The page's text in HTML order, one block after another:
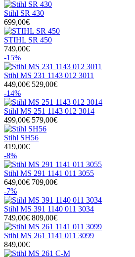
Stihl SR 430
699,00€
STIHL SR 450
749,00€
-15%
Stihl MS 231 1143 012 3011
449,00€ 529,00€
-14%
Stihl MS 251 1143 012 3014
499,00€ 579,00€
Stihl SH56
419,00€
-8%
Stihl MS 291 1141 011 3055
649,00€ 709,00€
-7%
Stihl MS 391 1140 011 3034
749,00€ 809,00€
Stihl MS 261 1141 011 3099
849,00€